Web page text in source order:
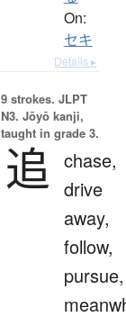
On:
セキ
Details ▸
9 strokes. JLPT
N3. Jōyō kanji,
taught in grade 3.
追 chase,
drive
away,
follow,
pursue,